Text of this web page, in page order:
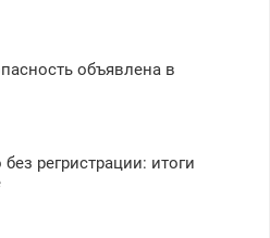
объявлена в
регристрации: итоги